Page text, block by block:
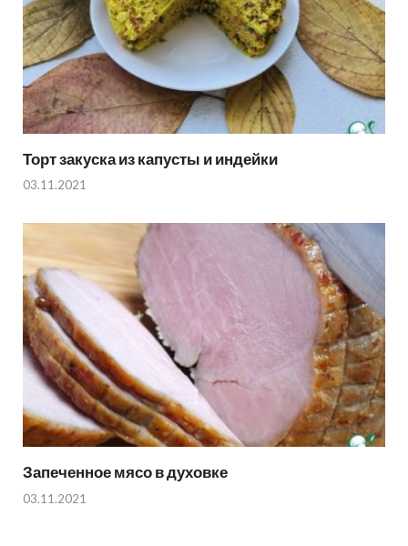
Торт закуска из капусты и индейки
03.11.2021
Запеченное мясо в духовке
03.11.2021